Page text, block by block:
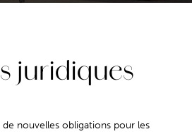
juridiques
de nouvelles obligations pour les